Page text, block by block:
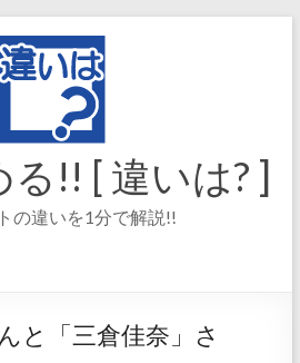
!! [ 違いは? ]
の違いを1分で解説!!
と「三倉佳奈」さ